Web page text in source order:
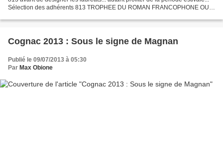
Sélection des adhérents 813 TROPHEE DU ROMAN FRANCOPHONE OU
Cognac 2013 : Sous le signe de Magnan
Publié le 09/07/2013 à 05:30
Par Max Obione